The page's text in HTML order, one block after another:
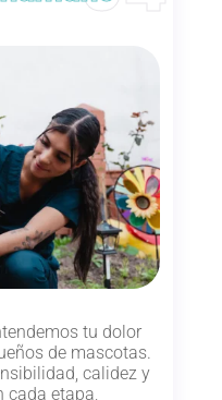
tu dolor
de mascotas.
calidez y
etapa,